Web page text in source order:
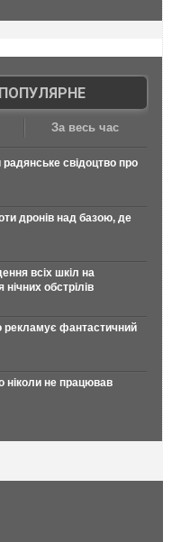
ПОПУЛЯРНЕ
За весь час
свідоцтво про
дронів над базою, де
всіх шкіл на
обстрілів
рекламує фантастичний
ніколи не працював